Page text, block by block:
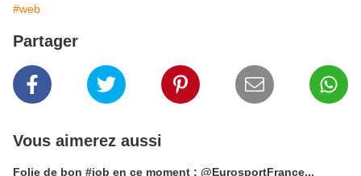
#web
Partager
Vous aimerez aussi
Folie de bon #job en ce moment : @EurosportFrance...